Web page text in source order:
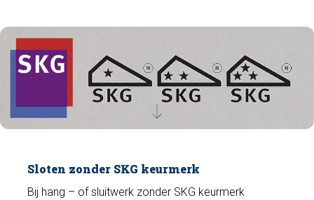
Sloten zonder SKG keurmerk
Bij hang – of sluitwerk zonder SKG keurmerk